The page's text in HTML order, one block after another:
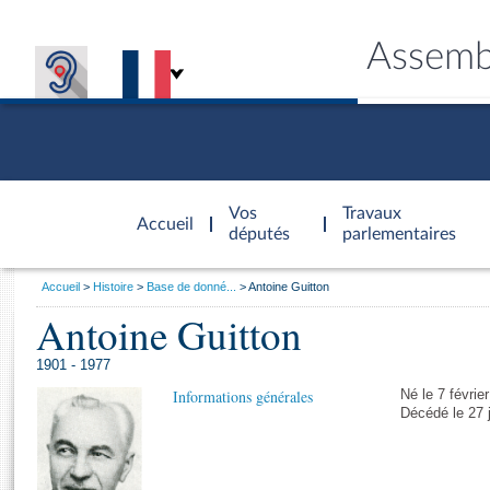
Accueil
d'accueil
Vos
députés
Travaux
parlementaires
Vous
Accueil Histoire Base de donné... Antoine Guitton
Antoine Guitton
1901 - 1977
Informations générales
Né le 7
Décédé le 27